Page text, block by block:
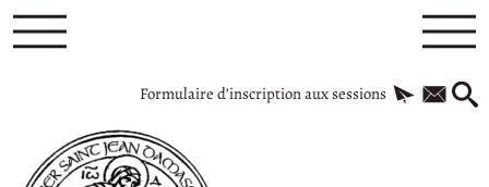
Formulaire d’inscription aux sessions